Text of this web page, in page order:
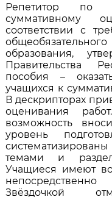
Репетитор по
суммативному
соответствии с
образования,
Правительства
пособия –
учащихся к
В дескрипторах
оценивания
возможность
уровень
темами и
Учащиеся имеют
Звёздочкой